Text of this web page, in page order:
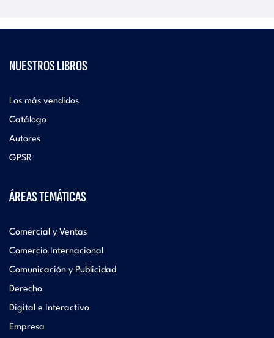
NUESTROS LIBROS
Los más vendidos
Catálogo
Autores
GPSR
ÁREAS TEMÁTICAS
Comercial y Ventas
Comercio Internacional
Comunicación y Publicidad
Derecho
Digital e Interactivo
Empresa